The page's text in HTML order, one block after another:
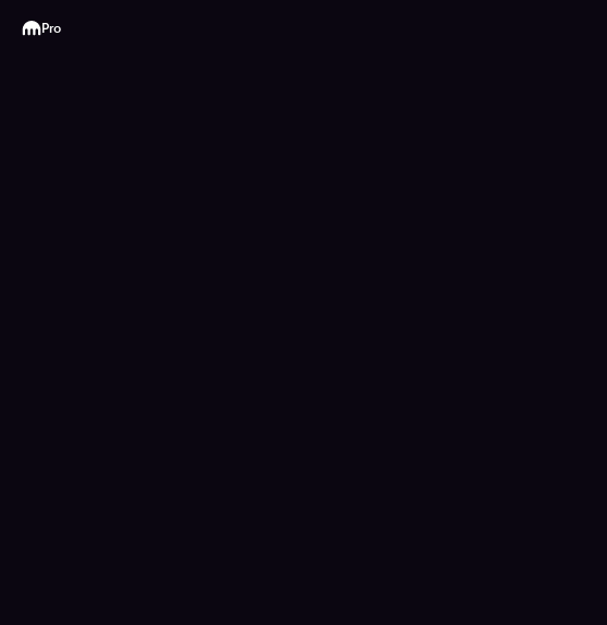
Kraken
Pro